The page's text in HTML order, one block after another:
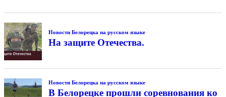
Новости Белорецка на русском языке
На защите Отечества.
Новости Белорецка на русском языке
В Белорецке прошли соревнования ко